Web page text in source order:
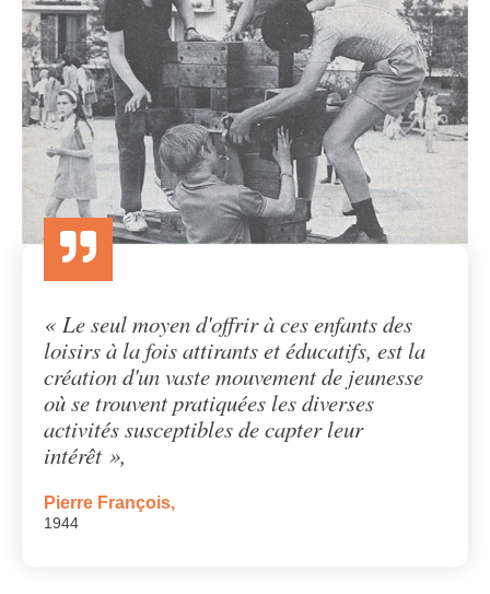
« Le seul moyen d'offrir à ces enfants des
loisirs à la fois attirants et éducatifs, est la
création d'un vaste mouvement de jeunesse
où se trouvent pratiquées les diverses
activités susceptibles de capter leur
intérêt »,
Pierre François,
1944